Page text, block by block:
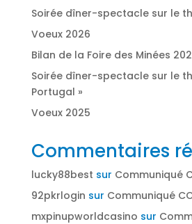
Soirée dîner-spectacle sur le
Voeux 2026
Bilan de la Foire des Minées
Soirée dîner-spectacle sur le
Portugal »
Voeux 2025
Commentaires
lucky88best sur Communiqué
92pkrlogin sur Communiqué
mxpinupworldcasino sur